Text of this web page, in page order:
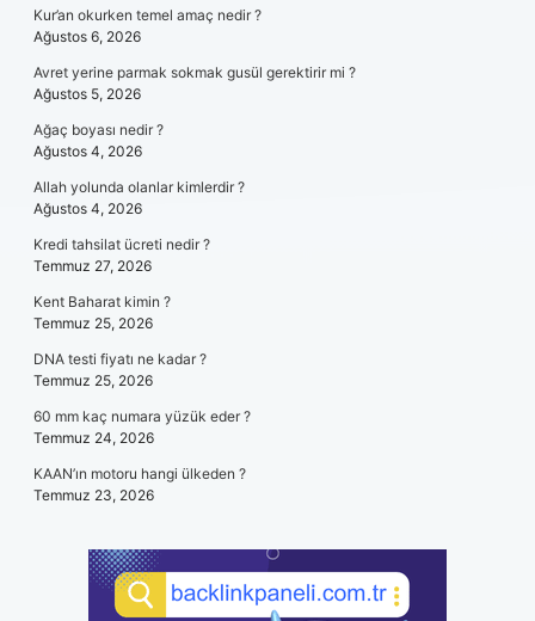
Kur’an okurken temel amaç nedir ?
Ağustos 6, 2026
Avret yerine parmak sokmak gusül gerektirir mi ?
Ağustos 5, 2026
Ağaç boyası nedir ?
Ağustos 4, 2026
Allah yolunda olanlar kimlerdir ?
Ağustos 4, 2026
Kredi tahsilat ücreti nedir ?
Temmuz 27, 2026
Kent Baharat kimin ?
Temmuz 25, 2026
DNA testi fiyatı ne kadar ?
Temmuz 25, 2026
60 mm kaç numara yüzük eder ?
Temmuz 24, 2026
KAAN’ın motoru hangi ülkeden ?
Temmuz 23, 2026